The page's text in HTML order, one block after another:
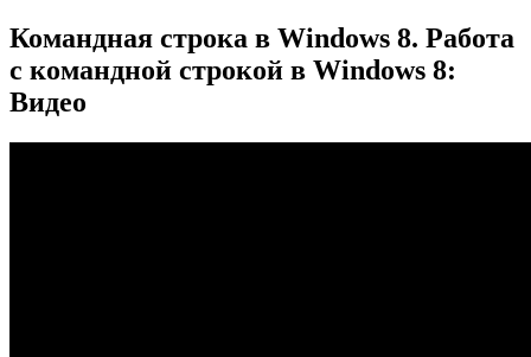
Командная строка в Windows 8. Работа
с командной строкой в Windows 8:
Видео